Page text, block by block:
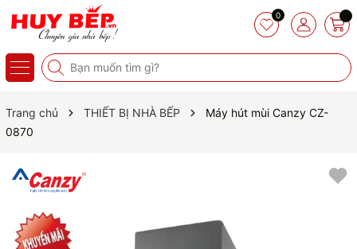
0
Trang chủ THIẾT BỊ NHÀ BẾP
Máy hút mùi Canzy CZ-
0870